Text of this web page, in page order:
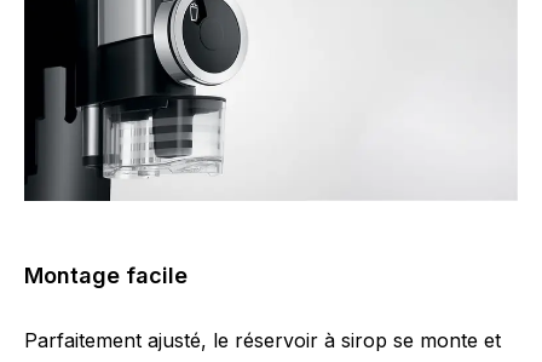
Montage facile
Parfaitement ajusté, le réservoir à sirop se monte et